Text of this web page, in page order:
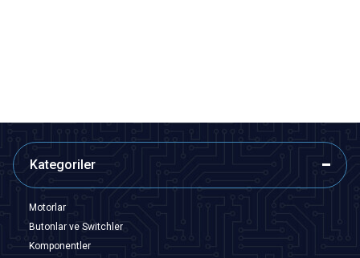
Kategoriler
Motorlar
Butonlar ve Switchler
Komponentler